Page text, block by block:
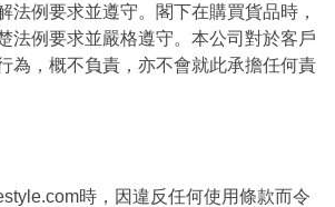
法例要求並遵守。閣下在購買貨品時，
法例要求並嚴格遵守。本公司對於客戶
為，概不負責，亦不會就此承擔任何責
時，因違反任何使用條款而令